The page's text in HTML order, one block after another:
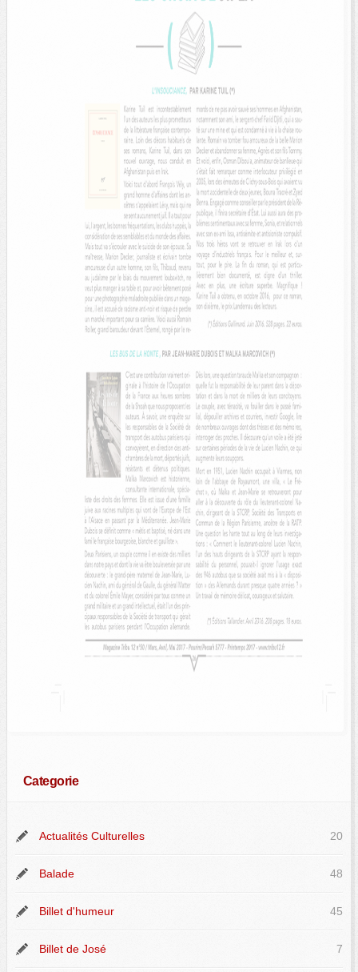
Categorie
Actualités Culturelles 20
Balade 48
Billet d'humeur 45
Billet de José 7